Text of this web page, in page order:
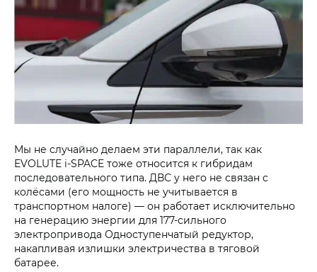
Мы не случайно делаем эти параллели, так как
EVOLUTE i‑SPACE тоже относится к гибридам
последовательного типа. ДВС у него не связан с
колёсами (его мощность не учитывается в
транспортном налоге) — он работает исключительно
на генерацию энергии для 177-сильного
электропривода Одноступенчатый редуктор,
накапливая излишки электричества в тяговой
батарее.